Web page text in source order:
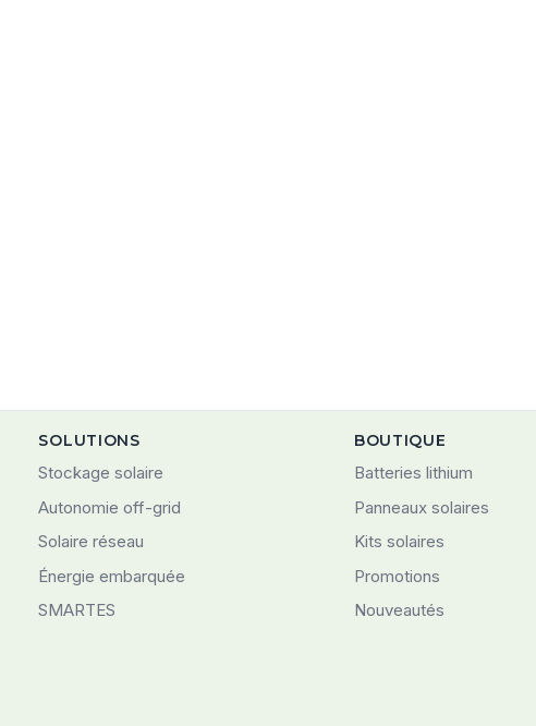
SOLUTIONS
Stockage solaire
Autonomie off-grid
Solaire réseau
Énergie embarquée
SMARTES
BOUTIQUE
Batteries lithium
Panneaux solaires
Kits solaires
Promotions
Nouveautés